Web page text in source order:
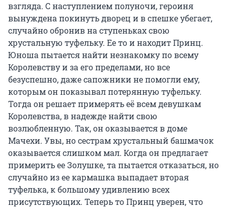
взгляда. С наступлением полуночи, героиня
вынуждена покинуть дворец и в спешке убегает,
случайно обронив на ступеньках свою
хрустальную туфельку. Ее то и находит Принц.
Юноша пытается найти незнакомку по всему
Королевству и за его пределами, но все
безуспешно, даже сапожники не помогли ему,
которым он показывал потерянную туфельку.
Тогда он решает примерять её всем девушкам
Королевства, в надежде найти свою
возлюбленную. Так, он оказывается в доме
Мачехи. Увы, но сестрам хрустальный башмачок
оказывается слишком мал. Когда он предлагает
примерить ее Золушке, та пытается отказаться, но
случайно из ее кармашка выпадает вторая
туфелька, к большому удивлению всех
присутствующих. Теперь то Принц уверен, что